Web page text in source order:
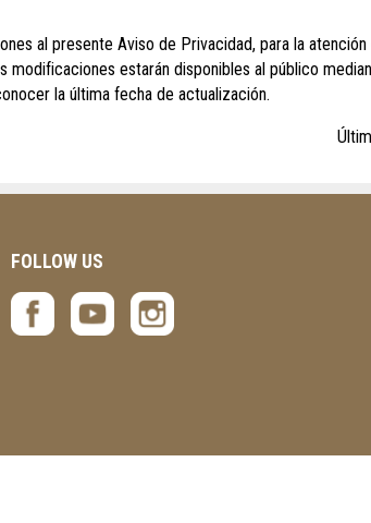
al presente Aviso de Privacidad, para la
estarán disponibles al público
la última fecha de actualización.
FOLLOW US